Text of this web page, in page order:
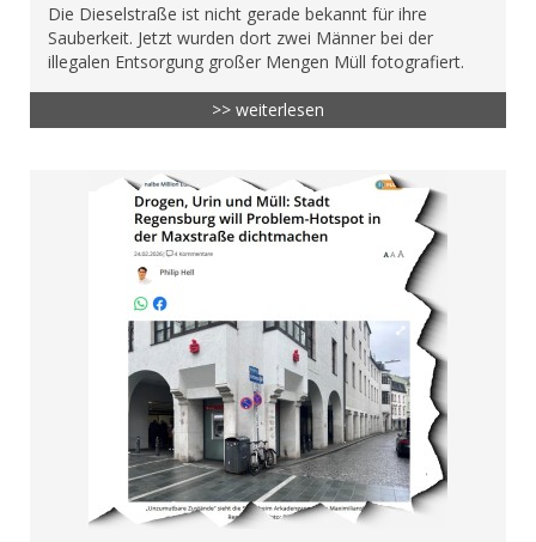
Die Dieselstraße ist nicht gerade bekannt für ihre
Sauberkeit. Jetzt wurden dort zwei Männer bei der
illegalen Entsorgung großer Mengen Müll fotografiert.
>> weiterlesen